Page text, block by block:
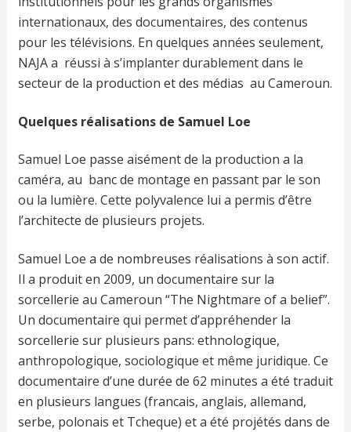
internationaux, des documentaires, des contenus
pour les télévisions. En quelques années seulement,
NAJA a réussi à s’implanter durablement dans le
secteur de la production et des médias au Cameroun.
Quelques réalisations de Samuel Loe
Samuel Loe passe aisément de la production a la
caméra, au banc de montage en passant par le son
ou la lumière. Cette polyvalence lui a permis d’être
l’architecte de plusieurs projets.
Samuel Loe a de nombreuses réalisations à son actif.
Il a produit en 2009, un documentaire sur la
sorcellerie au Cameroun “The Nightmare of a belief”.
Un documentaire qui permet d’appréhender la
sorcellerie sur plusieurs pans: ethnologique,
anthropologique, sociologique et même juridique. Ce
documentaire d’une durée de 62 minutes a été traduit
en plusieurs langues (francais, anglais, allemand,
serbe, polonais et Tcheque) et a été projétés dans de